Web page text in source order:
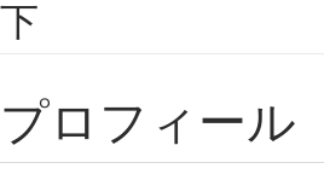
下
プロフィール